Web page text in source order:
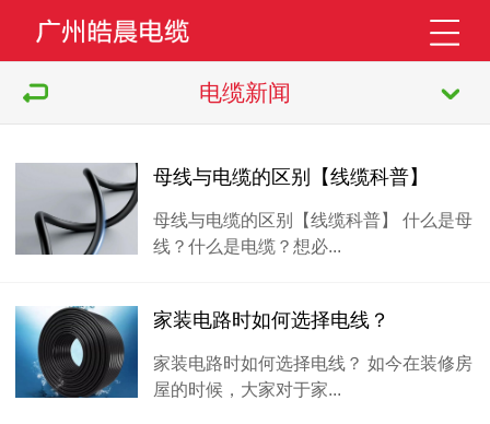
电缆新闻
母线与电缆的区别【线缆科普】
母线与电缆的区别【线缆科普】 什么是母
线？什么是电缆？想必...
家装电路时如何选择电线？
家装电路时如何选择电线？ 如今在装修房
屋的时候，大家对于家...